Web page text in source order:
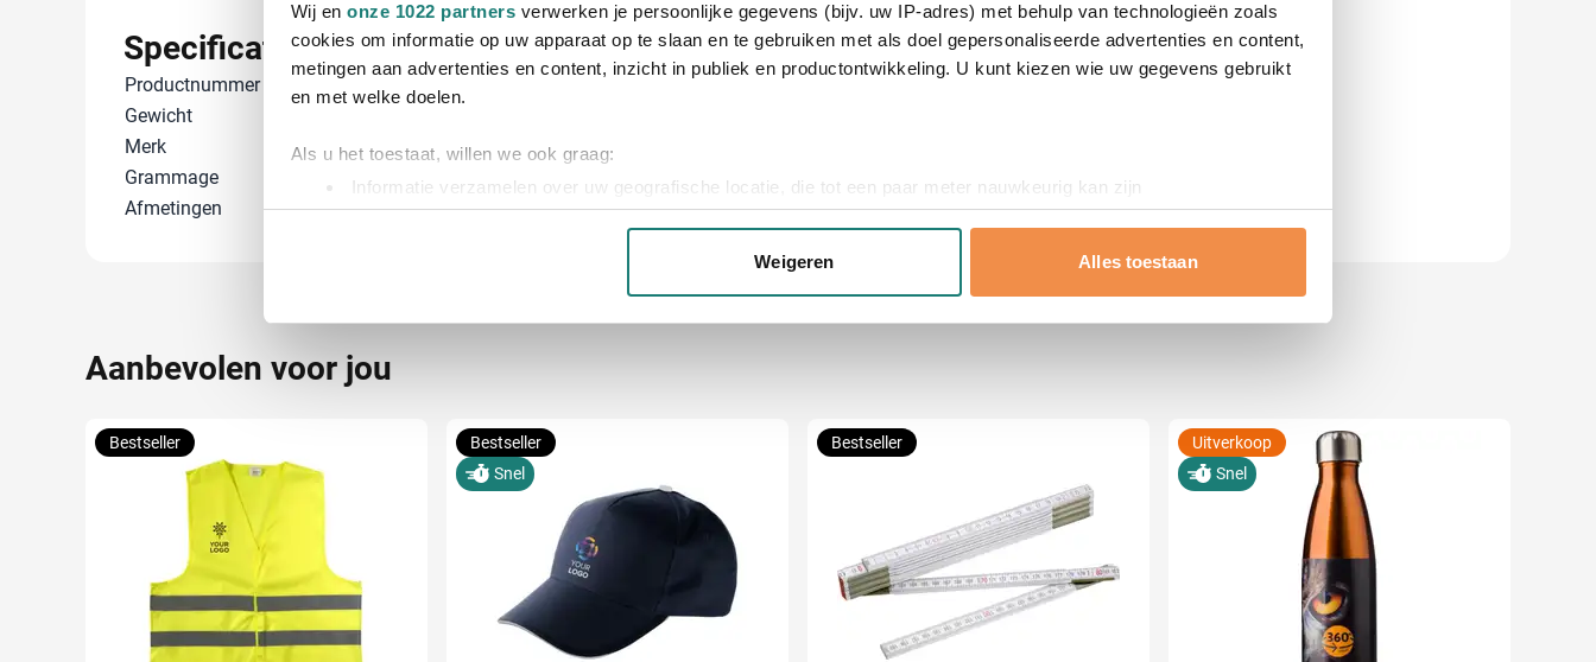
Wij en onze 1022 partners verwerken je persoonlijke gegevens (bijv. uw IP-adres) met behulp van technologieën zoals
cookies om informatie op uw apparaat op te slaan en te gebruiken met als doel gepersonaliseerde advertenties en content,
metingen aan advertenties en content, inzicht in publiek en productontwikkeling. U kunt kiezen wie uw gegevens gebruikt
en met welke doelen.
Als u het toestaat, willen we ook graag:
Informatie verzamelen over uw geografische locatie, die tot een paar meter nauwkeurig kan zijn
Uw apparaat identificeren door het actief te scannen op specifieke eigenschappen (fingerprinting)
toestemming op elk moment wijzigen of intrekken in de Cookieverklaring.
websiteverkeer te analyseren. Ook delen we informatie over uw gebruik van onze site met onze partners voor social
media, adverteren en analyse. Deze partners kunnen deze gegevens combineren met andere informatie die u aan ze heeft
Weigeren Alles toestaan
Specificaties
Productnummer
Gewicht
Merk
Fruit of the loom
Grammage
165 gr/m²
Afmetingen
74 cm x 57 cm (l x b)
Aanbevolen voor jou
Bestseller
Bestseller
Snel
Bestseller
Uitverkoop
Snel